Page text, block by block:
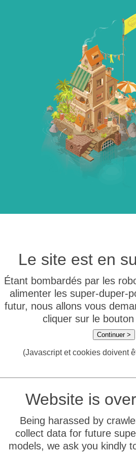
Le site est en
Étant bombardés par les
alimenter les super-duper-
futur, nous allons vous
cliquer sur le
Continuer >
(Javascript et cookies doivent
Website is
Being harassed by
collect data for future
models, we ask you kindly